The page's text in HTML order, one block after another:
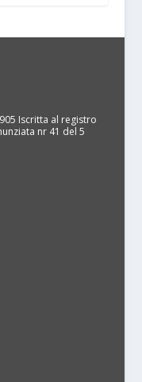
Iscritta al registro
nr 41 del 5